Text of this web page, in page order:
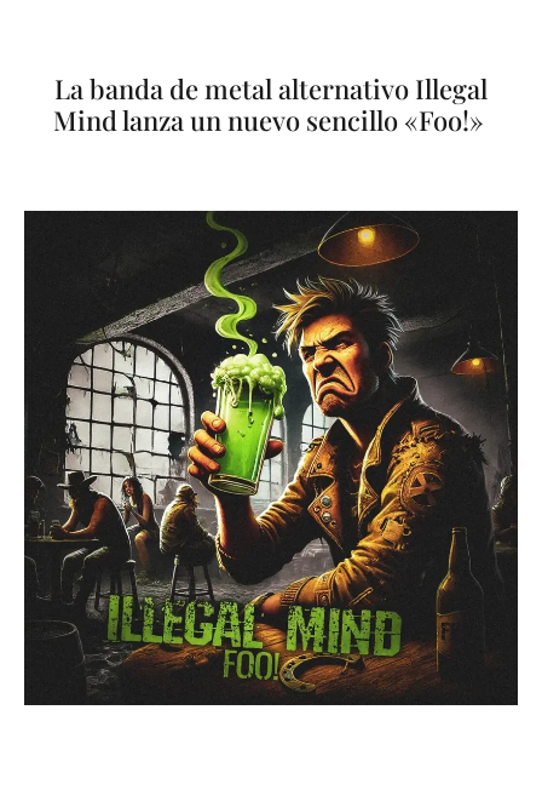
La banda de metal alternativo Illegal
Mind lanza un nuevo sencillo «Foo!»